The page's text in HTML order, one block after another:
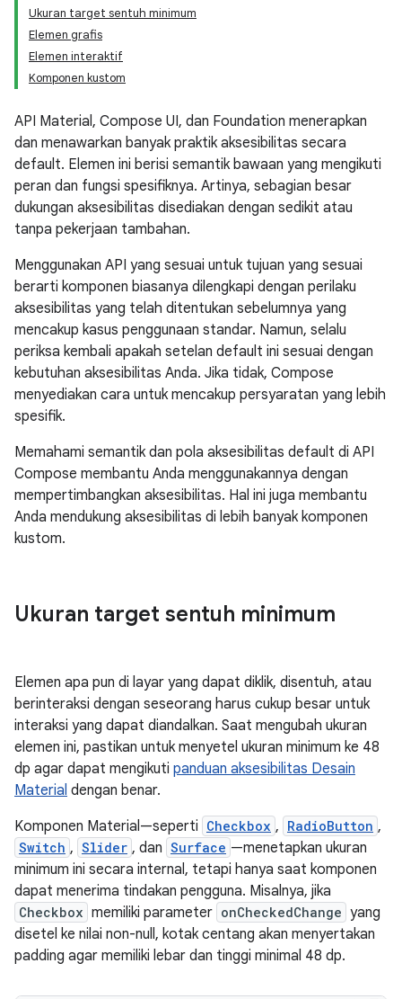
Ukuran target sentuh minimum
Elemen grafis
Elemen interaktif
Komponen kustom
API Material, Compose UI, dan Foundation menerapkan
dan menawarkan banyak praktik aksesibilitas secara
default. Elemen ini berisi semantik bawaan yang mengikuti
peran dan fungsi spesifiknya. Artinya, sebagian besar
dukungan aksesibilitas disediakan dengan sedikit atau
tanpa pekerjaan tambahan.
Menggunakan API yang sesuai untuk tujuan yang sesuai
berarti komponen biasanya dilengkapi dengan perilaku
aksesibilitas yang telah ditentukan sebelumnya yang
mencakup kasus penggunaan standar. Namun, selalu
periksa kembali apakah setelan default ini sesuai dengan
kebutuhan aksesibilitas Anda. Jika tidak, Compose
menyediakan cara untuk mencakup persyaratan yang lebih
spesifik.
Memahami semantik dan pola aksesibilitas default di API
Compose membantu Anda menggunakannya dengan
mempertimbangkan aksesibilitas. Hal ini juga membantu
Anda mendukung aksesibilitas di lebih banyak komponen
kustom.
Ukuran target sentuh minimum
Elemen apa pun di layar yang dapat diklik, disentuh, atau
berinteraksi dengan seseorang harus cukup besar untuk
interaksi yang dapat diandalkan. Saat mengubah ukuran
elemen ini, pastikan untuk menyetel ukuran minimum ke 48
dp agar dapat mengikuti panduan aksesibilitas Desain
Material dengan benar.
Komponen Material—seperti Checkbox , RadioButton ,
Switch , Slider , dan Surface —menetapkan ukuran
minimum ini secara internal, tetapi hanya saat komponen
dapat menerima tindakan pengguna. Misalnya, jika
Checkbox memiliki parameter onCheckedChange yang
disetel ke nilai non-null, kotak centang akan menyertakan
padding agar memiliki lebar dan tinggi minimal 48 dp.